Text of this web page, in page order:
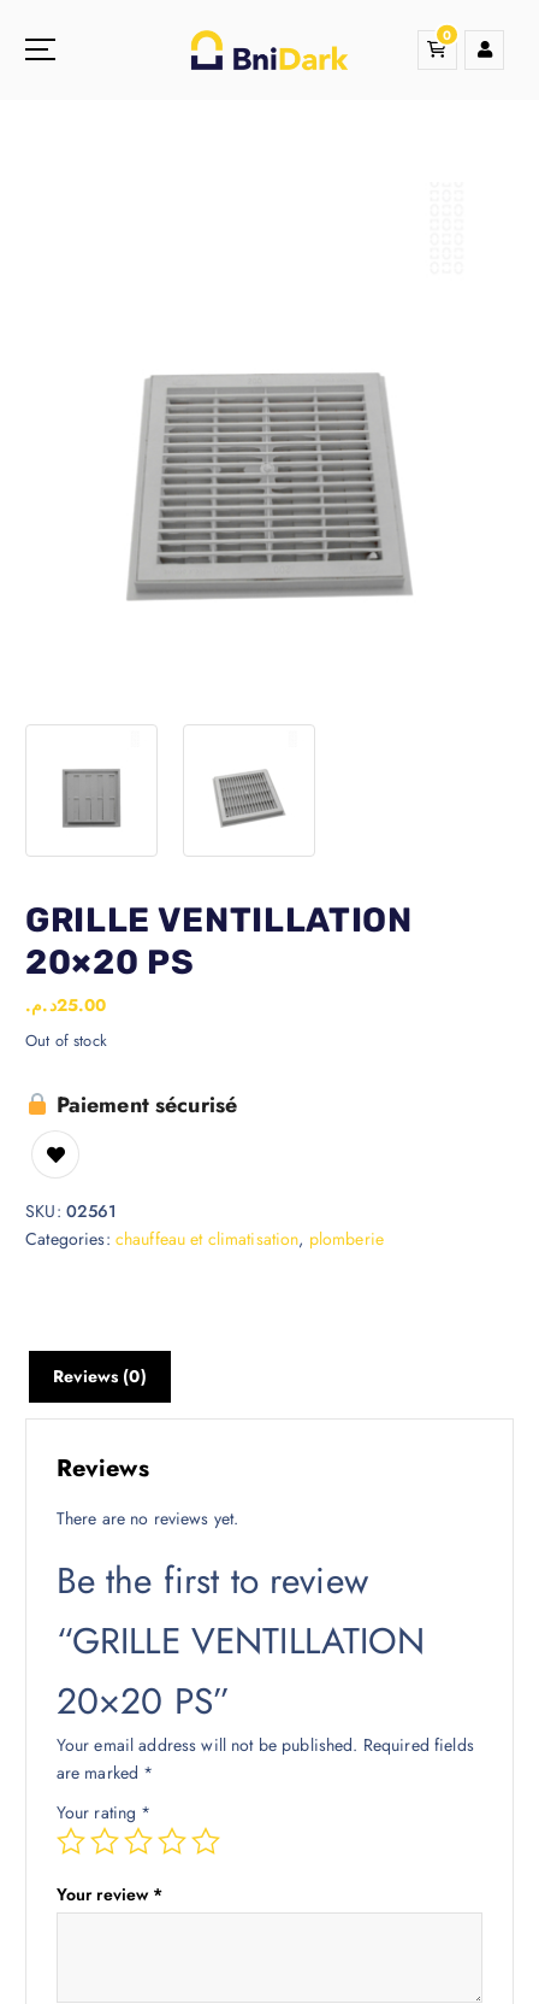
0
GRILLE VENTILLATION
20×20 PS
25.00د.م.
Out of stock
Paiement sécurisé
SKU: 02561
Categories: chauffeau et climatisation, plomberie
Reviews (0)
Reviews
There are no reviews yet.
Be the first to review
“GRILLE VENTILLATION
20×20 PS”
Your email address will not be published. Required fields
are marked *
Your rating *
Your review *